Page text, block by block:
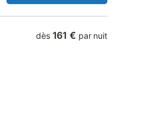
dès 161 € par nuit